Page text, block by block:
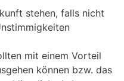
stehen, falls nicht
mit einem Vorteil
können bzw. das